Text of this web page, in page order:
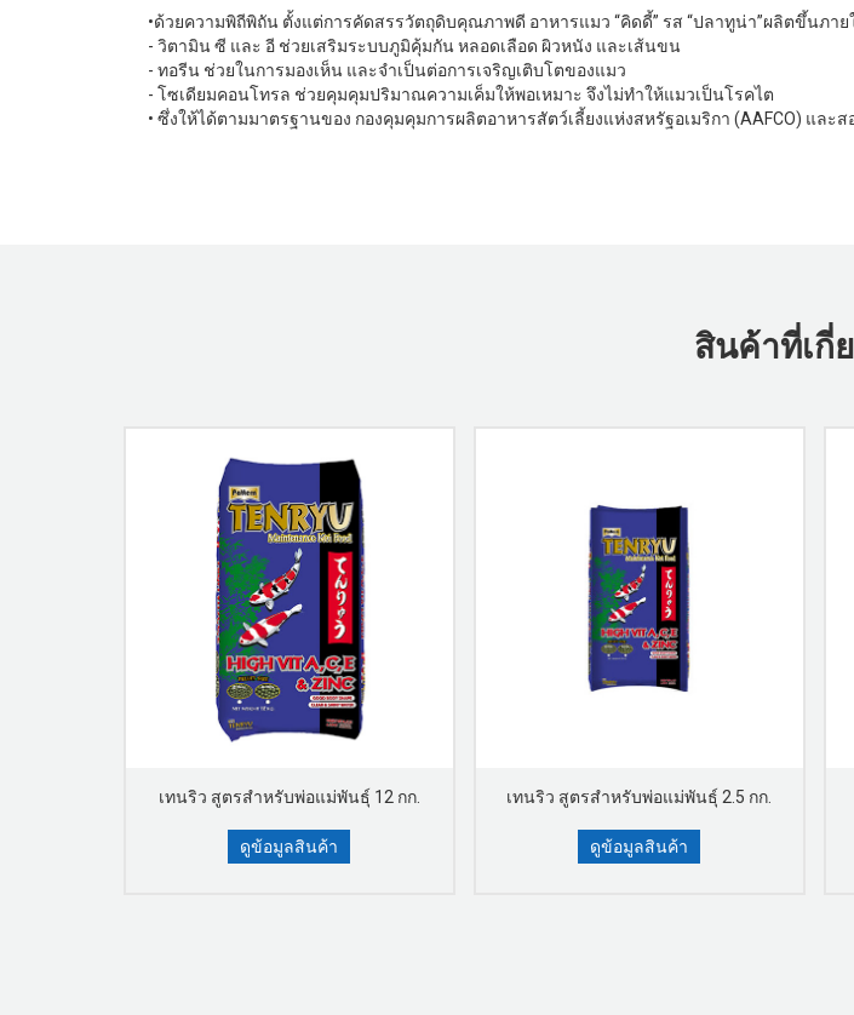
•ด้วยความพิถีพิถัน ตั้งแต่การคัดสรรวัตถุดิบคุณภาพดี อาหารแมว “คิดดี้” รส “ปลาทูน่า”ผลิตขึ้นภ
- วิตามิน ซี และ อี ช่วยเสริมระบบภูมิคุ้มกัน หลอดเลือด ผิวหนัง และเส้นขน
- ทอรีน ช่วยในการมองเห็น และจำเป็นต่อการเจริญเติบโตของแมว
- โซเดียมคอนโทรล ช่วยคุมคุมปริมาณความเค็มให้พอเหมาะ จึงไม่ทำให้แมวเป็นโรคไต
• ซึ่งให้ได้ตามมาตรฐานของ กองคุมคุมการผลิตอาหารสัตว์เลี้ยงแห่งสหรัฐอเมริกา (AAFCO) แล
สินค้าที่เกี่
เทนริว สูตรสำหรับพ่อแม่พันธุ์ 12 กก.
ดูข้อมูลสินค้า
เทนริว สูตรสำหรับพ่อแม่พันธุ์ 2.5 กก.
ดูข้อมูลสินค้า